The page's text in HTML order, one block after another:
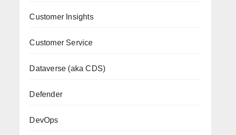
Customer Insights
Customer Service
Dataverse (aka CDS)
Defender
DevOps